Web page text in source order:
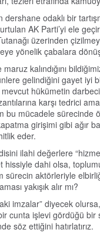
odaklı bir
AK Parti’yi ele
üzerinden
yönelik çabalara
kalındığını
gelindiğini gayet
hükümetin
karşı tedrici
bu mücadele sürecinde
girişimi gibi ağır
eder.
ilahi değerlere
dahi olsa,
sürecin aktörleriyle
yakışık alır mı?
imzalar” diyecek
cunta işlevi gördüğü bir
söz ettiğini hatırlatırız.